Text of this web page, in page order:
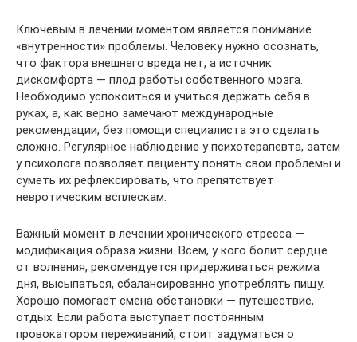
Ключевым в лечении моментом является понимание
«внутренности» проблемы. Человеку нужно осознать,
что фактора внешнего вреда нет, а источник
дискомфорта — плод работы собственного мозга.
Необходимо успокоиться и учиться держать себя в
руках, а, как верно замечают международные
рекомендации, без помощи специалиста это сделать
сложно. Регулярное наблюдение у психотерапевта, затем
у психолога позволяет пациенту понять свои проблемы и
суметь их рефлексировать, что препятствует
невротическим всплескам.
Важный момент в лечении хронического стресса —
модификация образа жизни. Всем, у кого болит сердце
от волнения, рекомендуется придерживаться режима
дня, высыпаться, сбалансированно употреблять пищу.
Хорошо помогает смена обстановки — путешествие,
отдых. Если работа выступает постоянным
провокатором переживаний, стоит задуматься о